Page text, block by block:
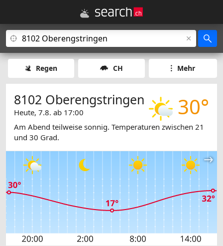
Regen CH Mehr
30°
8102 Oberengstringen
Heute, 7.8. ab 17:00
Am Abend teilweise sonnig. Temperaturen zwischen 21
und 30 Grad.